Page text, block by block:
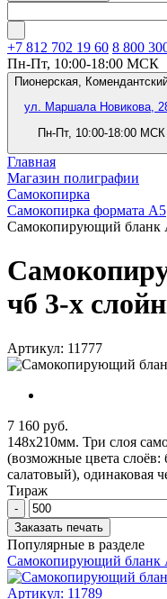
+7 812 702 19 60 8 800
Пн-Пт, 10:00-18:00 МСК
Пионерская,
ул. Маршала Новикова,
Пн-Пт, 10:00-18:00 МСК
Главная
Магазин полиграфии
Самокопирка
Самокопирка формата А5
Самокопирующий бланк
чб 3-x
Артикул: 11777
7 160 руб.
148х210мм. Три слоя
(возможные цвета
салатовый), одинаковая
Тираж
-
Заказать печать
Популярные в разделе
Самокопирующий бланк
Артикул: 11789